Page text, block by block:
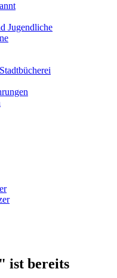
Jugendliche
ist bereits